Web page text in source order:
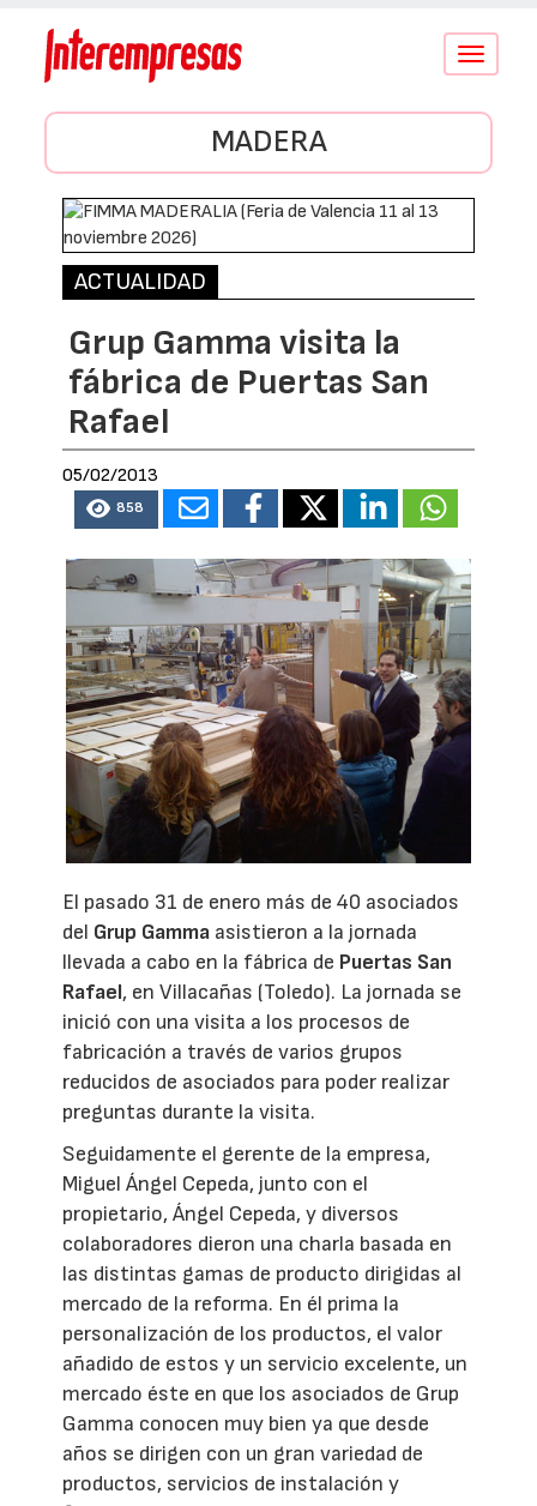
Conmutar
MADERA
ACTUALIDAD
Grup Gamma visita la
fábrica de Puertas San
Rafael
05/02/2013
858
El pasado 31 de enero más de 40 asociados
del Grup Gamma asistieron a la jornada
llevada a cabo en la fábrica de Puertas San
Rafael, en Villacañas (Toledo). La jornada se
inició con una visita a los procesos de
fabricación a través de varios grupos
reducidos de asociados para poder realizar
preguntas durante la visita.
Seguidamente el gerente de la empresa,
Miguel Ángel Cepeda, junto con el
propietario, Ángel Cepeda, y diversos
colaboradores dieron una charla basada en
las distintas gamas de producto dirigidas al
mercado de la reforma. En él prima la
personalización de los productos, el valor
añadido de estos y un servicio excelente, un
mercado éste en que los asociados de Grup
Gamma conocen muy bien ya que desde
años se dirigen con un gran variedad de
productos, servicios de instalación y